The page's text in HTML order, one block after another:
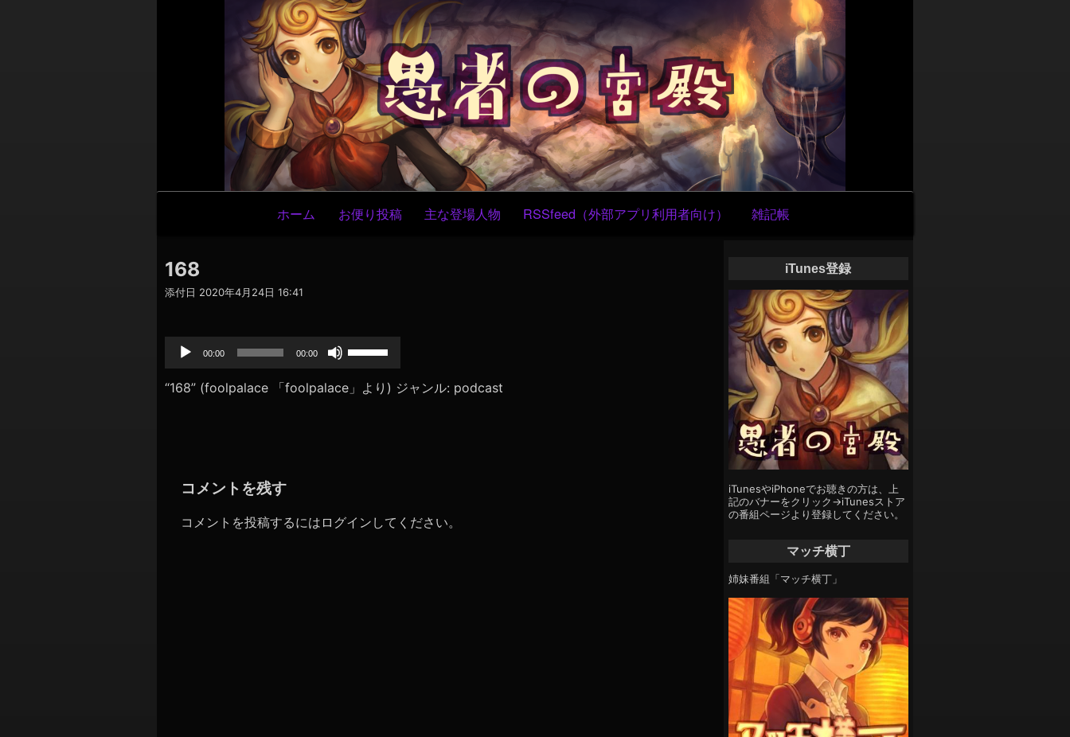
ン
テ
ン
ツ
へ
ス
キ
ッ
プ
ナ
ビ
シ
ョ
ホーム お便り投稿 主な登場人物 RSSfeed（外部アプリ利用者向け） 雑記帳
168
添付日 2020年4月24日 16:41
声
レ
ー
00:00 00:00
リ
ー
印
“168” (foolpalace 「foolpalace」より) ジャンル: podcast
コメントを残す
コメントを投稿するには ログイン してください。
iTunes登録
iTunesやiPhoneでお聴きの方は、上
記のバナーをクリック→iTunesストア
の番組ページより登録してください。
マッチ横丁
姉妹番組「マッチ横丁」